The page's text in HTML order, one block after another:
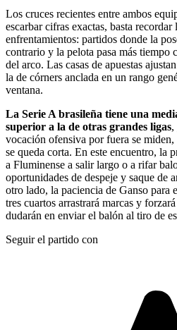
Los cruces recientes entre ambos
escarbar cifras exactas, basta recordar
enfrentamientos: partidos donde la
contrario y la pelota pasa más tiempo
del arco. Las casas de apuestas
la de córners anclada en un rango
ventana.
La Serie A brasileña tiene una
superior a la de otras grandes ligas,
vocación ofensiva por fuera se
se queda corta. En este encuentro, la
a Fluminense a salir largo o a rifar
oportunidades de despeje y saque de
otro lado, la paciencia de Ganso para
tres cuartos arrastrará marcas y
dudarán en enviar el balón al tiro de
Seguir el partido con